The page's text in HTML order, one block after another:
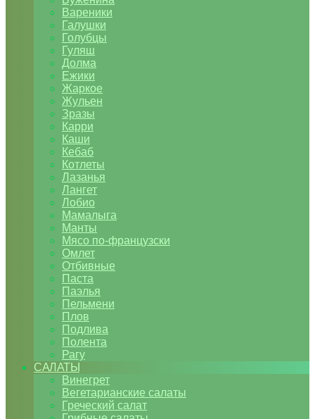
Вареники
Галушки
Голубцы
Гуляш
Долма
Ежики
Жаркое
Жульен
Зразы
Карри
Каши
Кебаб
Котлеты
Лазанья
Лангет
Лобио
Мамалыга
Манты
Мясо по-французски
Омлет
Отбивные
Паста
Паэлья
Пельмени
Плов
Подлива
Полента
Рагу
САЛАТЫ
Винегрет
Вегетарианские салаты
Греческий салат